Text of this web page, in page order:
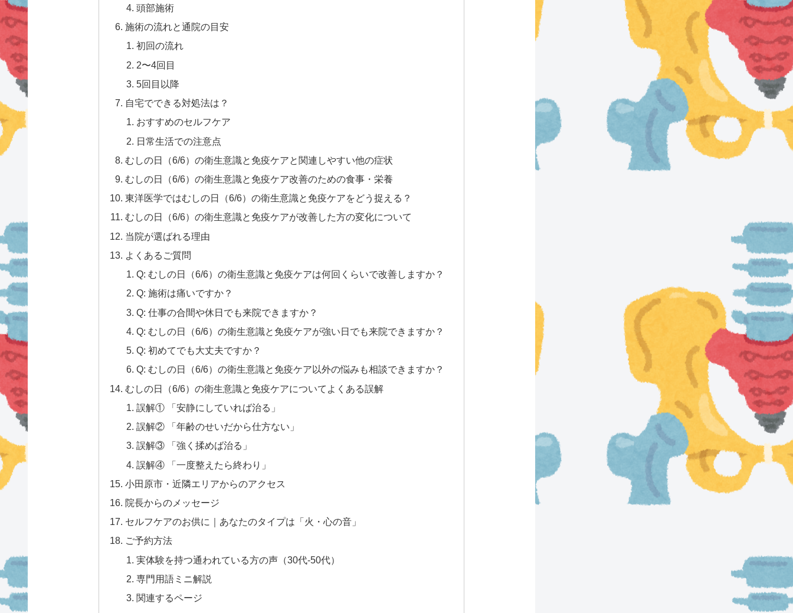
頭部施術
施術の流れと通院の目安
初回の流れ
2〜4回目
5回目以降
自宅でできる対処法は？
おすすめのセルフケア
日常生活での注意点
むしの日（6/6）の衛生意識と免疫ケアと関連しやすい他の症状
むしの日（6/6）の衛生意識と免疫ケア改善のための食事・栄養
東洋医学ではむしの日（6/6）の衛生意識と免疫ケアをどう捉える？
むしの日（6/6）の衛生意識と免疫ケアが改善した方の変化について
当院が選ばれる理由
よくあるご質問
Q: むしの日（6/6）の衛生意識と免疫ケアは何回くらいで改善しますか？
Q: 施術は痛いですか？
Q: 仕事の合間や休日でも来院できますか？
Q: むしの日（6/6）の衛生意識と免疫ケアが強い日でも来院できますか？
Q: 初めてでも大丈夫ですか？
Q: むしの日（6/6）の衛生意識と免疫ケア以外の悩みも相談できますか？
むしの日（6/6）の衛生意識と免疫ケアについてよくある誤解
誤解① 「安静にしていれば治る」
誤解② 「年齢のせいだから仕方ない」
誤解③ 「強く揉めば治る」
誤解④ 「一度整えたら終わり」
小田原市・近隣エリアからのアクセス
院長からのメッセージ
セルフケアのお供に｜あなたのタイプは「火・心の音」
ご予約方法
実体験を持つ通われている方の声（30代-50代）
専門用語ミニ解説
関連するページ